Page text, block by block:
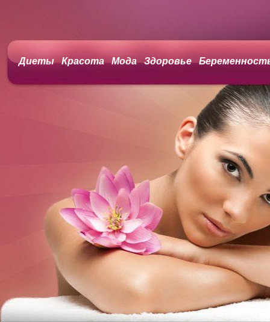
Диеты Красота Мода Здоровье